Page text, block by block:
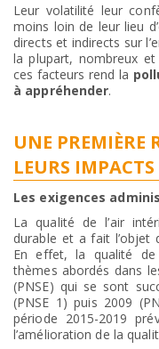
Leur volatilité leur
moins loin de leur lieu
directs et indirects sur
la plupart, nombreux
ces facteurs rend la
à appréhender.
UNE PREMIÈRE
LEURS IMPACTS
Les exigences
La qualité de l’air
durable et a fait l’objet
En effet, la qualité de
thèmes abordés dans
(PNSE) qui se sont
(PNSE 1) puis 2009
période 2015-2019
l’amélioration de la